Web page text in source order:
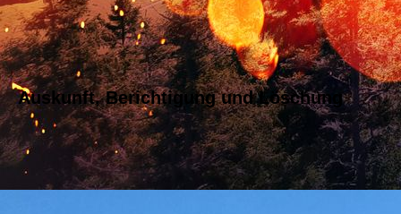
Auskunft, Berichtigung und Löschung